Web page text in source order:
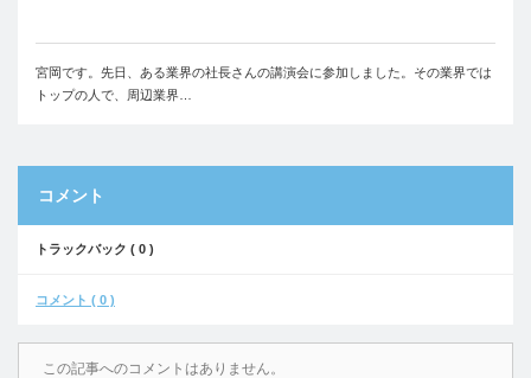
宮岡です。先日、ある業界の社長さんの講演会に参加しました。その業界では
トップの人で、周辺業界…
コメント
トラックバック ( 0 )
コメント ( 0 )
この記事へのコメントはありません。